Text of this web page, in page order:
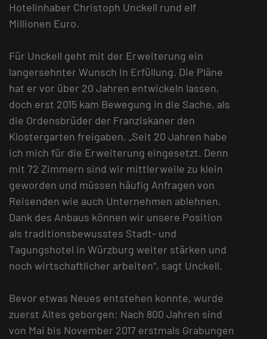
Hotelinhaber Christoph Unckell rund elf
Millionen Euro.
Für Unckell geht mit der Erweiterung ein
langersehnter Wunsch in Erfüllung. Die Pläne
hat er vor über 20 Jahren entwickeln lassen,
doch erst 2015 kam Bewegung in die Sache, als
die Ordensbrüder der Franziskaner den
Klostergarten freigaben. „Seit 20 Jahren habe
ich mich für die Erweiterung eingesetzt. Denn
mit 72 Zimmern sind wir mittlerweile zu klein
geworden und müssen häufig Anfragen von
Reisenden wie auch Unternehmen ablehnen.
Dank des Anbaus können wir unsere Position
als traditionsbewusstes Stadt- und
Tagungshotel in Würzburg weiter stärken und
noch wirtschaftlicher arbeiten“, sagt Unckell.
Bevor etwas Neues entstehen konnte, wurde
zuerst Altes geborgen: Nach 800 Jahren sind
von Mai bis November 2017 erstmals Grabungen